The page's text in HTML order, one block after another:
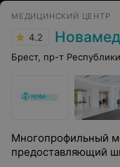
МЕДИЦИНСКИЙ ЦЕНТР
4.2 Новамед
Брест, пр-т
Многопрофильный
предоставляющий